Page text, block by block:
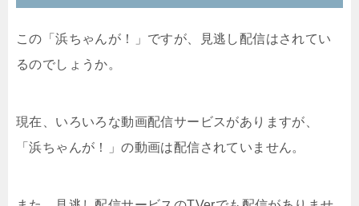
この「浜ちゃんが！」ですが、見逃し配信はされてい
るのでしょうか。
現在、いろいろな動画配信サービスがありますが、
「浜ちゃんが！」の動画は配信されていません。